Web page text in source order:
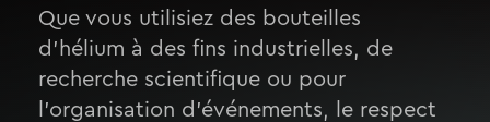
Que vous utilisiez des bouteilles
d’hélium à des fins industrielles, de
recherche scientifique ou pour
l’organisation d’événements, le respect